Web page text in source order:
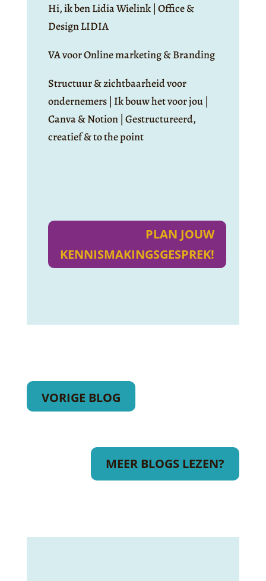
Hi, ik ben Lidia Wielink | Office &
Design LIDIA
VA voor Online marketing & Branding
Structuur & zichtbaarheid voor
ondernemers | Ik bouw het voor jou |
Canva & Notion | Gestructureerd,
creatief & to the point
PLAN JOUW
KENNISMAKINGSGESPREK!
VORIGE BLOG
MEER BLOGS LEZEN?